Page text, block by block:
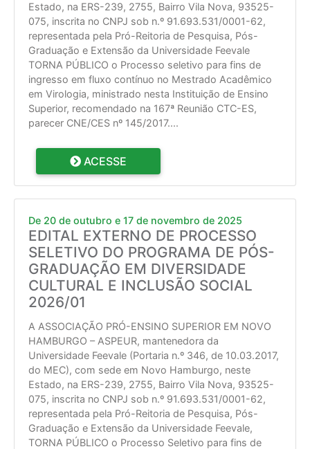
Estado, na ERS-239, 2755, Bairro Vila Nova, 93525-
075, inscrita no CNPJ sob n.º 91.693.531/0001-62,
representada pela Pró-Reitoria de Pesquisa, Pós-
Graduação e Extensão da Universidade Feevale
TORNA PÚBLICO o Processo seletivo para fins de
ingresso em fluxo contínuo no Mestrado Acadêmico
em Virologia, ministrado nesta Instituição de Ensino
Superior, recomendado na 167ª Reunião CTC-ES,
parecer CNE/CES nº 145/2017....
ACESSE
De 20 de outubro e 17 de novembro de 2025
EDITAL EXTERNO DE PROCESSO
SELETIVO DO PROGRAMA DE PÓS-
GRADUAÇÃO EM DIVERSIDADE
CULTURAL E INCLUSÃO SOCIAL
2026/01
A ASSOCIAÇÃO PRÓ-ENSINO SUPERIOR EM NOVO
HAMBURGO – ASPEUR, mantenedora da
Universidade Feevale (Portaria n.º 346, de 10.03.2017,
do MEC), com sede em Novo Hamburgo, neste
Estado, na ERS-239, 2755, Bairro Vila Nova, 93525-
075, inscrita no CNPJ sob n.º 91.693.531/0001-62,
representada pela Pró-Reitoria de Pesquisa, Pós-
Graduação e Extensão da Universidade Feevale,
TORNA PÚBLICO o Processo Seletivo para fins de